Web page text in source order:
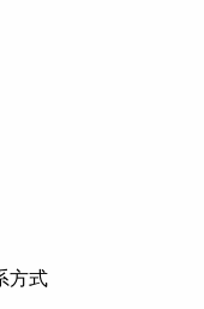
方式